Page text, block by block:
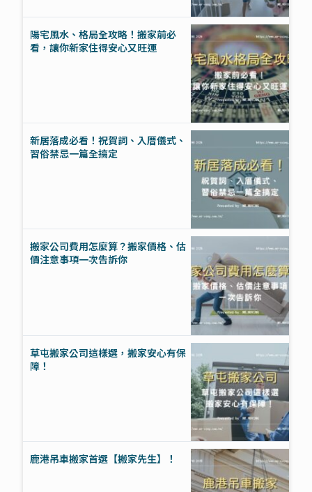
陽宅風水、格局全攻略！搬家前必
看，讓你新家住得安心又旺運
新居落成必看！祝賀詞、入厝儀式、
習俗禁忌一篇全搞定
搬家公司費用怎麼算？搬家價格、估
價注意事項一次告訴你
草屯搬家公司這樣選，搬家安心有保
障！
鹿港吊車搬家首選【搬家先生】！